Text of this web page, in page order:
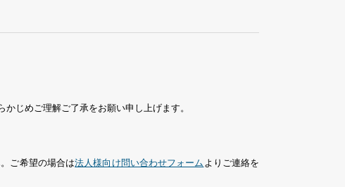
じめご理解ご了承をお願い申し上げます。
ご希望の場合は法人様向け問い合わせフォーム よりご連絡を